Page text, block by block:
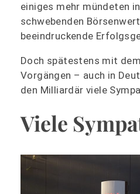
einiges mehr mündeten
schwebenden
beeindruckende
Doch spätestens mit
Vorgängen – auch in
den Milliardär viele
Viele